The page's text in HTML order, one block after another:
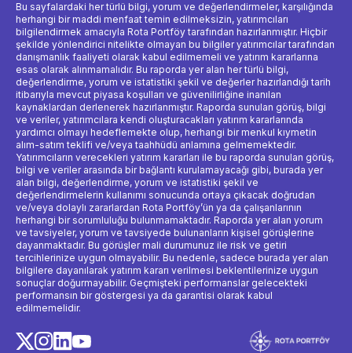
Bu sayfalardaki her türlü bilgi, yorum ve değerlendirmeler, karşılığında
herhangi bir maddi menfaat temin edilmeksizin, yatırımcıları
bilgilendirmek amacıyla Rota Portföy tarafından hazırlanmıştır. Hiçbir
şekilde yönlendirici nitelikte olmayan bu bilgiler yatırımcılar tarafından
danışmanlık faaliyeti olarak kabul edilmemeli ve yatırım kararlarına
esas olarak alınmamalıdır. Bu raporda yer alan her türlü bilgi,
değerlendirme, yorum ve istatistiki şekil ve değerler hazırlandığı tarih
itibarıyla mevcut piyasa koşulları ve güvenilirliğine inanılan
kaynaklardan derlenerek hazırlanmıştır. Raporda sunulan görüş, bilgi
ve veriler, yatırımcılara kendi oluşturacakları yatırım kararlarında
yardımcı olmayı hedeflemekte olup, herhangi bir menkul kıymetin
alım-satım teklifi ve/veya taahhüdü anlamına gelmemektedir.
Yatırımcıların verecekleri yatırım kararları ile bu raporda sunulan görüş,
bilgi ve veriler arasında bir bağlantı kurulamayacağı gibi, burada yer
alan bilgi, değerlendirme, yorum ve istatistiki şekil ve
değerlendirmelerin kullanımı sonucunda ortaya çıkacak doğrudan
ve/veya dolaylı zararlardan Rota Portföy’ün ya da çalışanlarının
herhangi bir sorumluluğu bulunmamaktadır. Raporda yer alan yorum
ve tavsiyeler, yorum ve tavsiyede bulunanların kişisel görüşlerine
dayanmaktadır. Bu görüşler mali durumunuz ile risk ve getiri
tercihlerinize uygun olmayabilir. Bu nedenle, sadece burada yer alan
bilgilere dayanılarak yatırım kararı verilmesi beklentilerinize uygun
sonuçlar doğurmayabilir. Geçmişteki performanslar gelecekteki
performansın bir göstergesi ya da garantisi olarak kabul
edilmemelidir.